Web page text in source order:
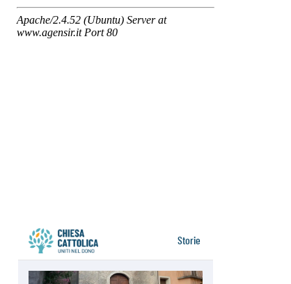
"sentinelle vigili", è la santità a
rendere credibili
05.08.2026